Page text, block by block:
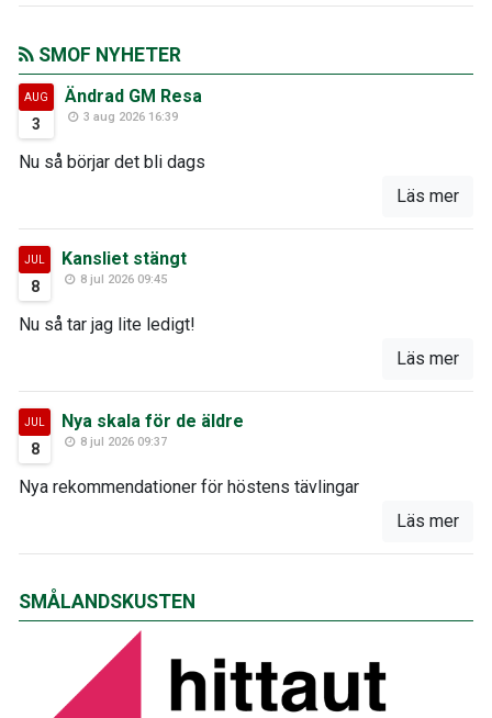
SMOF NYHETER
AUG
3
Ändrad GM Resa
3 aug 2026 16:39
Nu så börjar det bli dags
Läs mer
JUL
8
Kansliet stängt
8 jul 2026 09:45
Nu så tar jag lite ledigt!
Läs mer
JUL
8
Nya skala för de äldre
8 jul 2026 09:37
Nya rekommendationer för höstens tävlingar
Läs mer
SMÅLANDSKUSTEN